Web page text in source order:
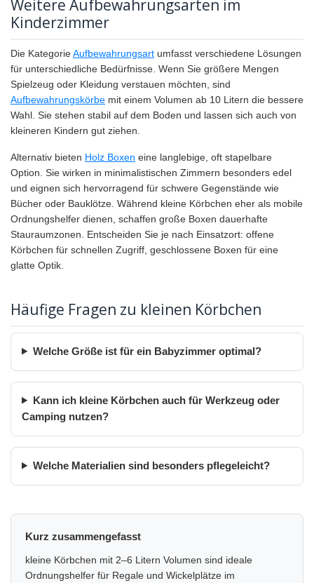
Weitere Aufbewahrungsarten im
Kinderzimmer
Die KategorieAufbewahrungsart umfasst verschiedene Lösungen
für unterschiedliche Bedürfnisse. Wenn Sie größere Mengen
Spielzeug oder Kleidung verstauen möchten, sind
Aufbewahrungskörbe mit einem Volumen ab 10 Litern die bessere
Wahl. Sie stehen stabil auf dem Boden und lassen sich auch von
kleineren Kindern gut ziehen.
Alternativ bieten Holz Boxen eine langlebige, oft stapelbare
Option. Sie wirken in minimalistischen Zimmern besonders edel
und eignen sich hervorragend für schwere Gegenstände wie
Bücher oder Bauklötze. Während kleine Körbchen eher als mobile
Ordnungshelfer dienen, schaffen große Boxen dauerhafte
Stauraumzonen. Entscheiden Sie je nach Einsatzort: offene
Körbchen für schnellen Zugriff, geschlossene Boxen für eine
glatte Optik.
Häufige Fragen zu kleinen Körbchen
Welche Größe ist für ein Babyzimmer optimal?
Kann ich kleine Körbchen auch für Werkzeug oder
Camping nutzen?
Welche Materialien sind besonders pflegeleicht?
Kurz zusammengefasst
kleine Körbchen mit 2–6 Litern Volumen sind ideale
Ordnungshelfer für Regale und Wickelplätze im